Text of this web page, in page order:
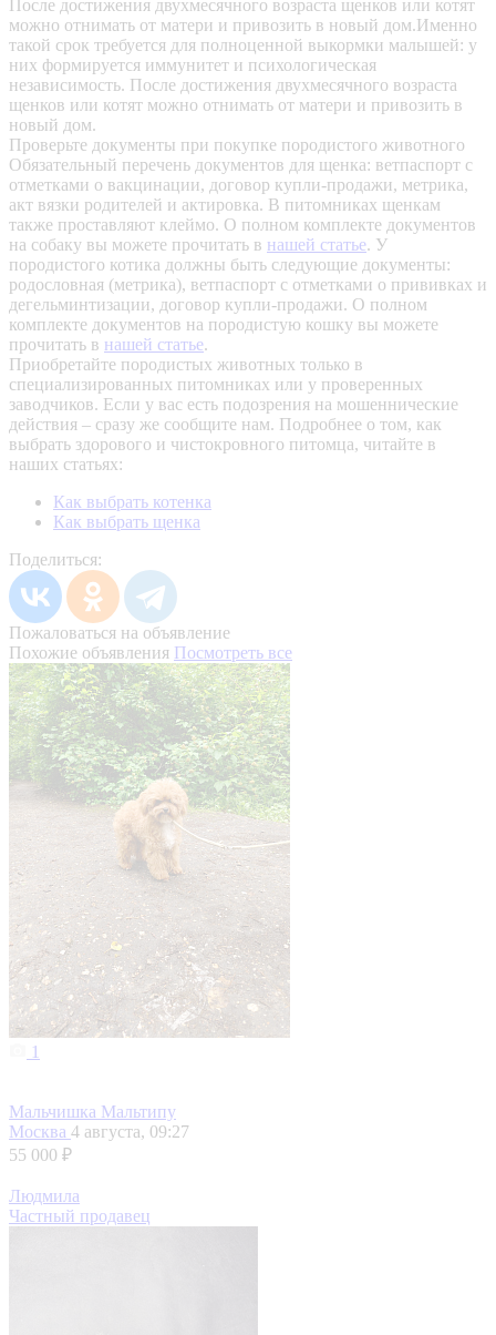
После достижения двухмесячного возраста щенков или котят
можно отнимать от матери и привозить в новый дом.Именно
такой срок требуется для полноценной выкормки малышей: у
них формируется иммунитет и психологическая
независимость. После достижения двухмесячного возраста
щенков или котят можно отнимать от матери и привозить в
новый дом.
Проверьте документы при покупке породистого животного
Обязательный перечень документов для щенка: ветпаспорт с
отметками о вакцинации, договор купли-продажи, метрика,
акт вязки родителей и актировка. В питомниках щенкам
также проставляют клеймо. О полном комплекте документов
на собаку вы можете прочитать в нашей статье. У
породистого котика должны быть следующие документы:
родословная (метрика), ветпаспорт с отметками о прививках и
дегельминтизации, договор купли-продажи. О полном
комплекте документов на породистую кошку вы можете
прочитать в нашей статье.
Приобретайте породистых животных только в
специализированных питомниках или у проверенных
заводчиков. Если у вас есть подозрения на мошеннические
действия – сразу же сообщите нам. Подробнее о том, как
выбрать здорового и чистокровного питомца, читайте в
наших статьях:
Как выбрать котенка
Как выбрать щенка
Поделиться:
Пожаловаться на объявление
Похожие объявления Посмотреть все
1
Мальчишка Мальтипу
Москва 4 августа, 09:27
55 000 ₽
Людмила
Частный продавец